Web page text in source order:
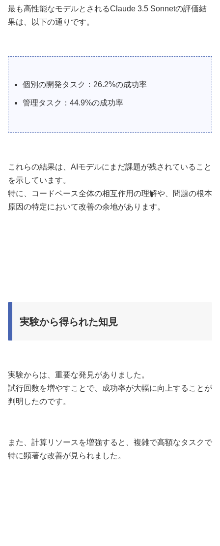
最も高性能なモデルとされるClaude 3.5 Sonnetの評価結
果は、以下の通りです。
個別の開発タスク：26.2%の成功率
管理タスク：44.9%の成功率
これらの結果は、AIモデルにまだ課題が残されていること
を示しています。
特に、コードベース全体の相互作用の理解や、問題の根本
原因の特定において改善の余地があります。
実験から得られた知見
実験からは、重要な発見がありました。
試行回数を増やすことで、成功率が大幅に向上することが
判明したのです。
また、計算リソースを増強すると、複雑で高額なタスクで
特に顕著な改善が見られました。